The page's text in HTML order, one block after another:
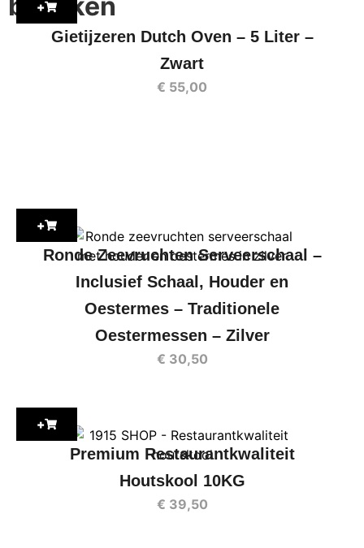
+
Gietijzeren Dutch Oven – 5 Liter –
Zwart
€ 55,00
+
Ronde Zeevruchten Serveerschaal –
Inclusief Schaal, Houder en
Oestermes – Traditionele
Oestermessen – Zilver
€ 30,50
+
Premium Restaurantkwaliteit
Houtskool 10KG
€ 39,50